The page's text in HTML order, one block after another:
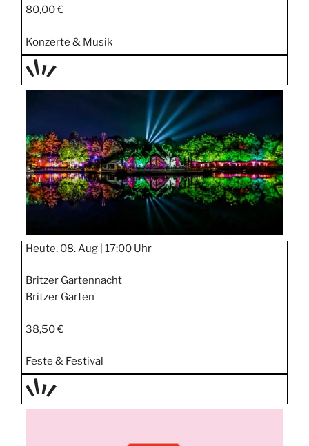
80,00 €
Konzerte & Musik
TAGE
Heute, 08. Aug | 17:00 Uhr
Britzer Gartennacht
Britzer Garten
38,50 €
Feste & Festival
TAGE